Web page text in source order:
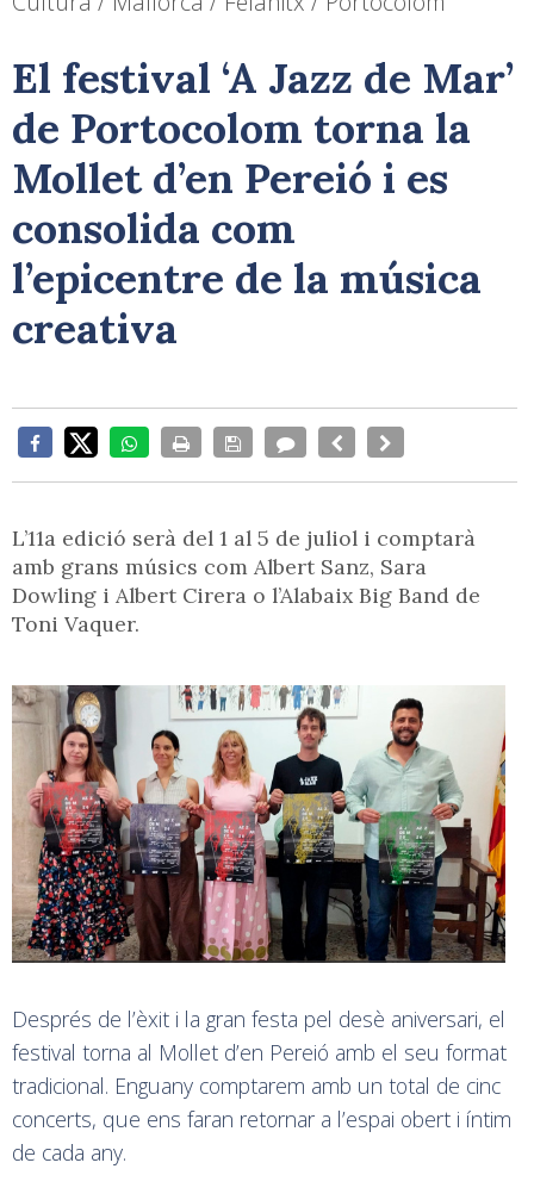
El festival ‘A Jazz de Mar’
de Portocolom torna la
Mollet d’en Pereió i es
consolida com
l’epicentre de la música
creativa
L’11a edició serà del 1 al 5 de juliol i comptarà
amb grans músics com Albert Sanz, Sara
Dowling i Albert Cirera o l’Alabaix Big Band de
Toni Vaquer.
Després de l’èxit i la gran festa pel desè aniversari, el
festival torna al Mollet d’en Pereió amb el seu format
tradicional. Enguany comptarem amb un total de cinc
concerts, que ens faran retornar a l’espai obert i íntim
de cada any.